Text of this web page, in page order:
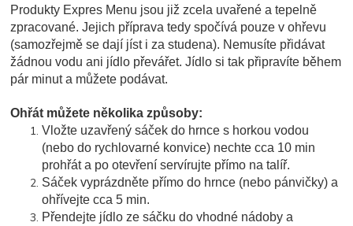
Produkty Expres Menu jsou již zcela uvařené a tepelně
zpracované. Jejich příprava tedy spočívá pouze v ohřevu
(samozřejmě se dají jíst i za studena). Nemusíte přidávat
žádnou vodu ani jídlo převářet. Jídlo si tak připravíte během
pár minut a můžete podávat.
Ohřát můžete několika způsoby:
Vložte uzavřený sáček do hrnce s horkou vodou
(nebo do rychlovarné konvice) nechte cca 10 min
prohřát a po otevření servírujte přímo na talíř.
Sáček vyprázdněte přímo do hrnce (nebo pánvičky) a
ohřívejte cca 5 min.
Přendejte jídlo ze sáčku do vhodné nádoby a